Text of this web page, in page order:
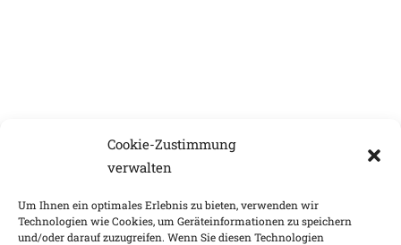
Cookie-Zustimmung
verwalten
Um Ihnen ein optimales Erlebnis zu bieten, verwenden wir
Technologien wie Cookies, um Geräteinformationen zu speichern
und/oder darauf zuzugreifen. Wenn Sie diesen Technologien